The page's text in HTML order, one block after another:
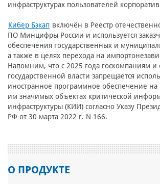
инфраструктурах пользователей
Кибер Бэкап включён в Реестр
ПО Минцифры России и используется
обеспечения государственных и
а также в целях перехода на
Напомним, что с 2025 года госкомпаниям и
государственной власти запрещается
иностранное программное обеспечение
им значимых объектах критической
инфраструктуры (КИИ) согласно Указу
РФ от 30 марта 2022 г. N 166.
О ПРОДУКТЕ